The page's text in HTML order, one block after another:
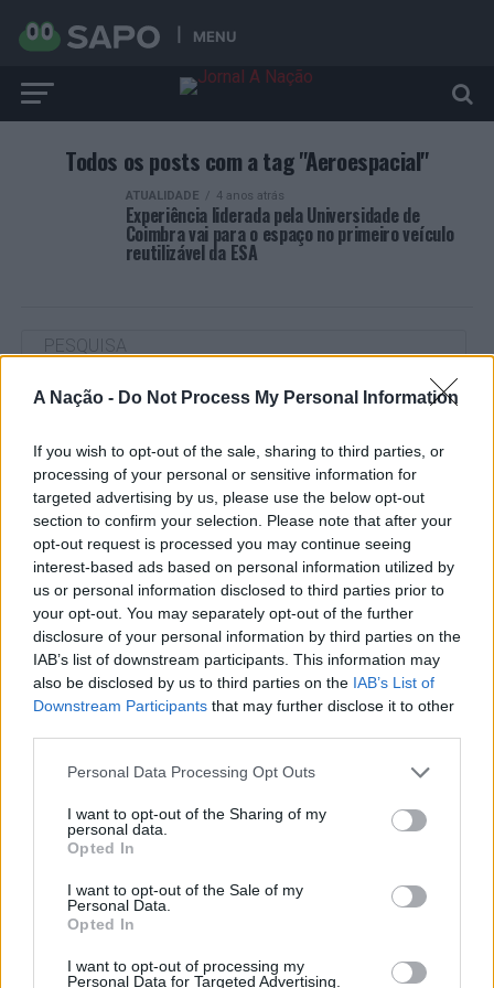
A Nação - Do Not Process My Personal Information
If you wish to opt-out of the sale, sharing to third parties, or
processing of your personal or sensitive information for
targeted advertising by us, please use the below opt-out
section to confirm your selection. Please note that after your
opt-out request is processed you may continue seeing
interest-based ads based on personal information utilized by
us or personal information disclosed to third parties prior to
your opt-out. You may separately opt-out of the further
disclosure of your personal information by third parties on the
IAB’s list of downstream participants. This information may
also be disclosed by us to third parties on the IAB’s List of
Downstream Participants that may further disclose it to other
Personal Data Processing Opt Outs
I want to opt-out of the Sharing of my
personal data.
Opted In
I want to opt-out of the Sale of my
Personal Data.
Opted In
I want to opt-out of processing my
Personal Data for Targeted Advertising.
MENU
Todos os posts com a tag "Aeroespacial"
ATUALIDADE 4 anos atrás
Experiência liderada pela Universidade de
Coimbra vai para o espaço no primeiro veículo
reutilizável da ESA
ARTIGOS RECENTES
“Millennium Estoril Open 2026” regressou ao circuito ATP
com vitória do francês Luca Van Assche
Castelo Branco: “Bienal Internacional de Artes e Ofícios”
promete afirmar artesanato, património e inovação como
“motores de desenvolvimento económico e cultural” do
município português
Covilhã: Especialista aponta investimento estrangeiro e
valorização imobiliária como motores do crescimento da
Beira Interior
FUNCEX para “reforçar inteligência sobre comércio
Esposende acolhe festival de kitesurf